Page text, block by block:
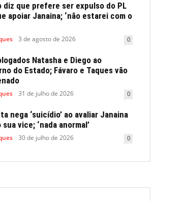
diz que prefere ser expulso do PL
apoiar Janaina; ‘não estarei com o
3 de agosto de 2026 0
Natasha e Diego ao
do Estado; Fávaro e Taques vão
31 de julho de 2026 0
nega ‘suicídio’ ao avaliar Janaina
sua vice; ‘nada anormal’
30 de julho de 2026 0